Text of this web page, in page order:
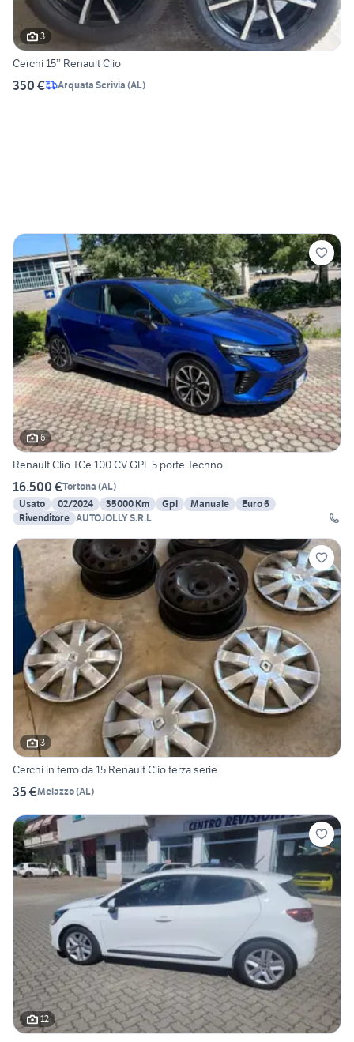
3
Cerchi 15’’ Renault Clio
350 € Arquata Scrivia (AL)
6
Renault Clio TCe 100 CV GPL 5 porte Techno
16.500 €Tortona (AL)
Usato
02/2024 35000 Km Gpl Manuale
Euro 6
Rivenditore AUTOJOLLY S.R.L
3
Cerchi in ferro da 15 Renault Clio terza serie
35 €Melazzo(AL)
12